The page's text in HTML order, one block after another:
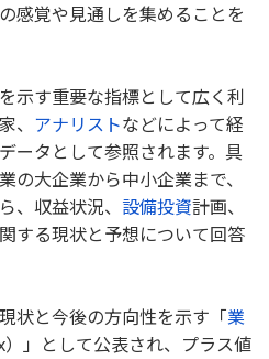
感覚や見通しを集めることを
示す重要な指標として広く利
家、 アナリストなどによって経
ータとして参照されます。具
の大企業から中小企業まで、
、収益状況、 設備投資計画、
する現状と予想について回答
状と今後の方向性を示す「業
」として公表され、プラス値